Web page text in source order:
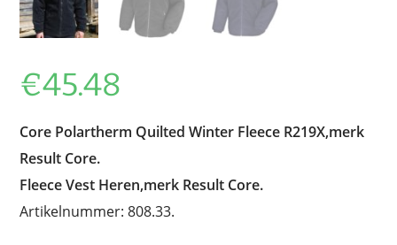
€45.48
Core Polartherm Quilted Winter Fleece R219X,merk
Result Core.
Fleece Vest Heren,merk Result Core.
Artikelnummer: 808.33.